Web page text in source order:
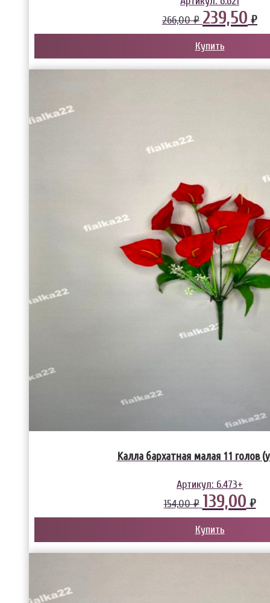
266,00 ₽ 239,50 ₽
Купить
Калла бархатная малая 11 голов
Артикул: 6.473+
154,00 ₽ 139,00 ₽
Купить